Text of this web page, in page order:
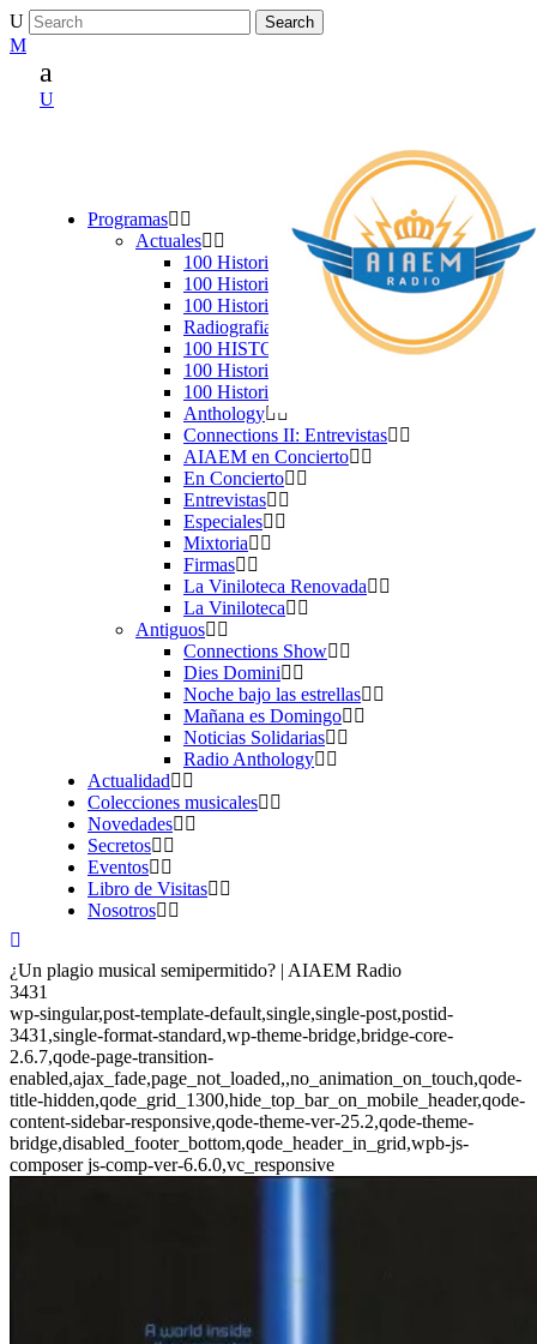
Programas
Actuales
100 Historias VI – Sexto código
100 Historias V – Quinto Aniversario
100 Historias IV – Cuarta Galaxia
Radiografias
100 HISTORIAS: III VÍA
100 Historias. Segunda Dimensión
100 Historias
Anthology
Connections II: Entrevistas
AIAEM en Concierto
En Concierto
Entrevistas
Especiales
Mixtoria
Firmas
La Viniloteca Renovada
La Viniloteca
Antiguos
Connections Show
Dies Domini
Noche bajo las estrellas
Mañana es Domingo
Noticias Solidarias
Radio Anthology
Actualidad
Colecciones musicales
Novedades
Secretos
Eventos
Libro de Visitas
Nosotros
¿Un plagio musical semipermitido? | AIAEM Radio
3431
wp-singular,post-template-default,single,single-post,postid-
3431,single-format-standard,wp-theme-bridge,bridge-core-
2.6.7,qode-page-transition-
enabled,ajax_fade,page_not_loaded,,no_animation_on_touch,qode-
title-hidden,qode_grid_1300,hide_top_bar_on_mobile_header,qode-
content-sidebar-responsive,qode-theme-ver-25.2,qode-theme-
bridge,disabled_footer_bottom,qode_header_in_grid,wpb-js-
composer js-comp-ver-6.6.0,vc_responsive